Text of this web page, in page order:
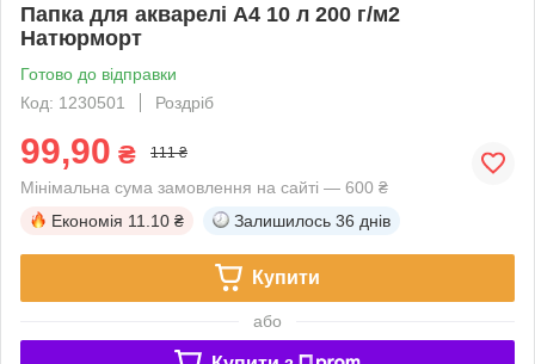
Папка для акварелі А4 10 л 200 г/м2
Натюрморт
Готово до відправки
Код: 1230501
Роздріб
99,90 ₴ 111 ₴
Мінімальна сума замовлення на сайті — 600 ₴
Економія 11.10 ₴ Залишилось 36 днів
Купити
або